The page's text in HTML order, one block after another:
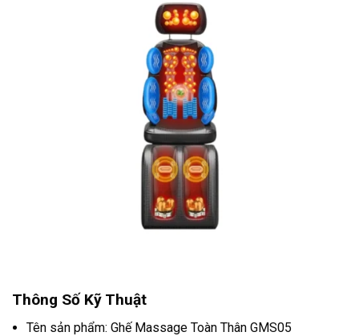
Thông Số Kỹ Thuật
Tên sản phẩm: Ghế Massage Toàn Thân GMS05